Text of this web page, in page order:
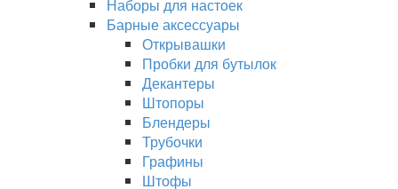
Наборы для настоек
Барные аксессуары
Открывашки
Пробки для бутылок
Декантеры
Штопоры
Блендеры
Трубочки
Графины
Штофы